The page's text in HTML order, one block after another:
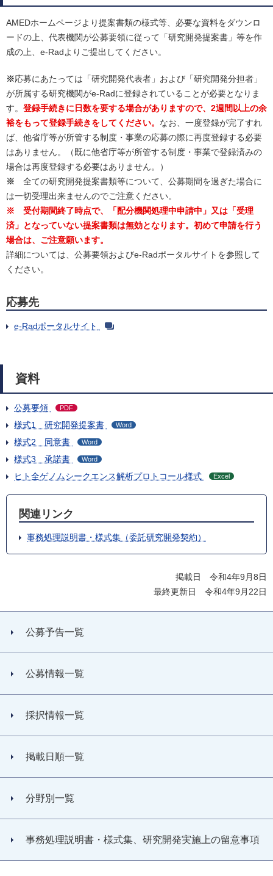
AMEDホームページより提案書類の様式等、必要な資料をダウンロ
ードの上、代表機関が公募要領に従って「研究開発提案書」等を作
成の上、e-Radよりご提出してください。
※応募にあたっては「研究開発代表者」および「研究開発分担者」
が所属する研究機関がe-Radに登録されていることが必要となりま
す。 登録手続きに日数を要する場合がありますので、2週間以上の余
裕をもって登録手続きをしてください。 なお、一度登録が完了すれ
ば、他省庁等が所管する制度・事業の応募の際に再度登録する必要
はありません。（既に他省庁等が所管する制度・事業で登録済みの
場合は再度登録する必要はありません。）
※ 全ての研究開発提案書類等について、公募期間を過ぎた場合に
は一切受理出来ませんのでご注意ください。
※ 受付期間終了時点で、「配分機関処理中申請中」又は「受理
済」となっていない提案書類は無効となります。初めて申請を行う
場合は、ご注意願います。
詳細については、公募要領およびe-Radポータルサイトを参照して
ください。
応募先
e-Radポータルサイト
資料
公募要領 PDF
様式1 研究開発提案書 Word
様式2 同意書 Word
様式3 承諾書 Word
ヒト全ゲノムシークエンス解析プロトコール様式 Excel
関連リンク
事務処理説明書・様式集（委託研究開発契約）
掲載日 令和4年9月8日
最終更新日 令和4年9月22日
公募予告一覧
公募情報一覧
採択情報一覧
掲載日順一覧
分野別一覧
事務処理説明書・様式集、研究開発実施上の留意事項